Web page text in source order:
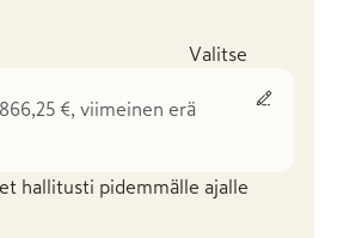
Valitse
€, viimeinen erä
hallitusti pidemmälle ajalle